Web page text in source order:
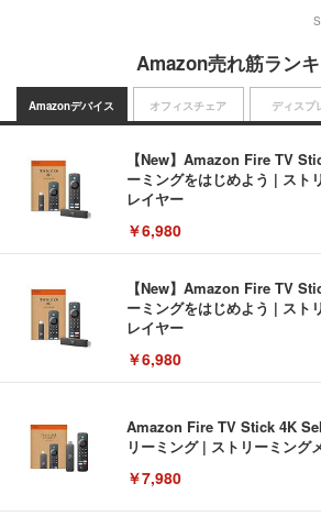
Amazon売れ筋ラン
Amazonデバイス
【New】Amazon Fire TV
ーミングをはじめよう | スト
レイヤー
￥6,980
【New】Amazon Fire TV
ーミングをはじめよう | スト
レイヤー
￥6,980
Amazon Fire TV Stick 4K
リーミング | ストリーミング
￥7,980
オフィスチェア ディスプ